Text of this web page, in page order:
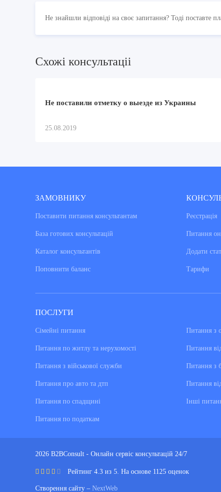
Не знайшли відповіді на своє запитання? Тоді поставте
Схожi консультацii
Не поставили отметку о выезде из Украины
25.08.2019
ЗАМОВНИКУ
Поставити питання консультантам
База готових консультацiй
Каталог консультантiв
Поповнити баланс
Реєстрація
Питання
Додати
Тарифи
ПОСЛУГИ
Сімейні питання
Питання по житлу та нерухомості
Питання з військової служби
Питання про авто та дтп
Питання по спадщині
Питання по податкам
Питання з
Питання
Питання з
Питання
Інші
2026 B2BConsult - Онлайн сервіс консультацій 24/7
Рейтинг 4.3 из 5. На основе 1125 оценок
Створення сайту – NextWeb